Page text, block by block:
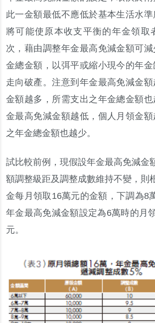
此一金額最低不應低於基本生活水準
將可能使原本收支平衡的年金領取
次，藉由調整年金最高免減金額可
金總金額，以弭平或縮小現今的年
走向破產。注意到年金最高免減金
金額越多，所需支出之年金總金額
金最高免減金額越低，個人月領金
之年金總金額也越少。
試比較前例，現假設年金最高免減金
額調整級距及調整成數維持不變，則
金每月領取16萬元的金額，下調為8
年金最高免減金額設定為6萬時的月
元。